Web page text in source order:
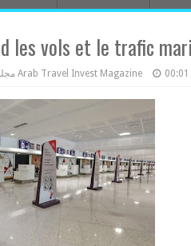
les vols et le trafic
مجلة سفر واستثمار العرب Arab Travel Invest Magazine 00:01